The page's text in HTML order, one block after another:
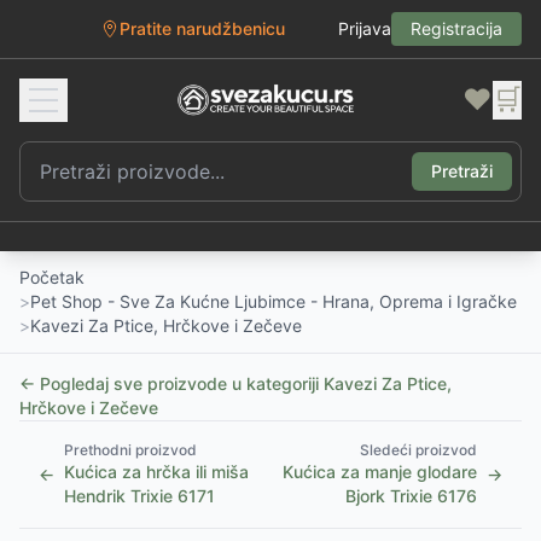
Pratite narudžbenicu Prijava Registracija
❤️ 🛒
Pretraži
Početak
>Pet Shop - Sve Za Kućne Ljubimce - Hrana, Oprema i Igračke
>Kavezi Za Ptice, Hrčkove i Zečeve
← Pogledaj sve proizvode u kategoriji Kavezi Za Ptice,
Hrčkove i Zečeve
←
Prethodni proizvod
Kućica za hrčka ili miša
Hendrik Trixie 6171
Sledeći proizvod
Kućica za manje glodare
Bjork Trixie 6176
→